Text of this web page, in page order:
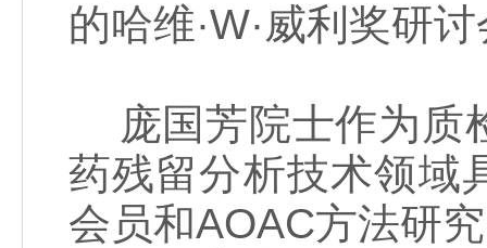
的哈维·W·威利奖研
庞国芳院士作为质
药残留分析技术领域
会员和AOAC方法研